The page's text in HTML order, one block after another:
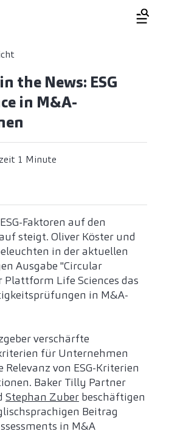
the News: ESG
in M&A-
1 Minute
Faktoren auf den
steigt. Oliver Köster und
in der aktuellen
Ausgabe "Circular
Plattform Life Sciences das
in M&A-
verschärfte
für Unternehmen
von ESG-Kriterien
Baker Tilly Partner
Stephan Zuber beschäftigen
Beitrag
in M&A